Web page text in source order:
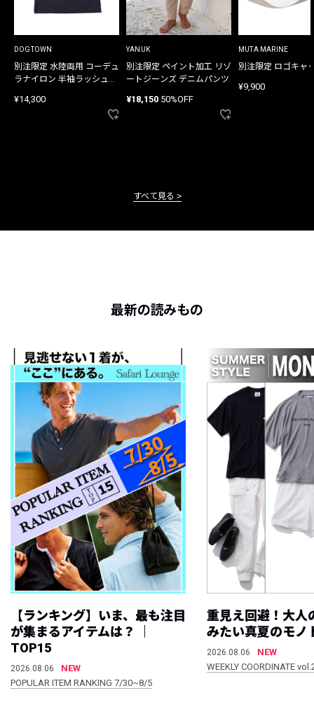
DOGTOWN
別注限定 水陸両用 コーデュ
ラナイロン 半袖ラッシュガ
¥14,300
YANUK
別注限定 ペイント加工 リゾ
ートジーンズ デニムパンツ
¥18,150 50%OFF
MUTA MARINE
別注限定 ロゴキャ
¥9,900
すべて見る
最新の読みもの
【ランキング】いま、最も注目
が集まるアイテムは？ ｜
TOP15
2026.08.06
NEW
POPULAR ITEM RANKING 7/30~8/5
重見え回避！大人
みたい真夏のモノ
2026.08.06
NEW
WEEKLY COORDINATE